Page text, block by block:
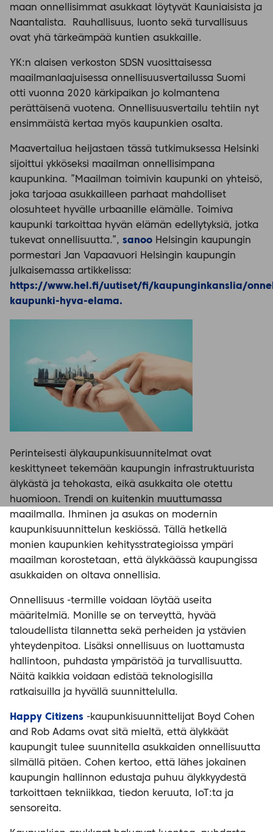
maan onnellisimmat asukkaat löytyvät Kauniaisista ja
Naantalista. Rauhallisuus, luonto sekä turvallisuus
ovat yhä tärkeämpää kuntien asukkaille.
YK:n alaisen verkoston SDSN vuosittaisessa
maailmanlaajuisessa onnellisuusvertailussa Suomi
otti vuonna 2020 kärkipaikan jo kolmantena
perättäisenä vuotena. Onnellisuusvertailu tehtiin nyt
ensimmäistä kertaa myös kaupunkien osalta.
Maavertailua heijastaen tässä tutkimuksessa Helsinki
sijoittui ykköseksi maailman onnellisimpana
kaupunkina. ”Maailman toimivin kaupunki on yhteisö,
joka tarjoaa asukkailleen parhaat mahdolliset
olosuhteet hyvälle urbaanille elämälle. Toimiva
kaupunki tarkoittaa hyvän elämän edellytyksiä, jotka
tukevat onnellisuutta.”, sanoo Helsingin kaupungin
pormestari Jan Vapaavuori Helsingin kaupungin
julkaisemassa artikkelissa:
https://www.hel.fi/uutiset/fi/kaupunginkanslia/
kaupunki-hyva-elama.
Perinteisesti älykaupunkisuunnitelmat ovat
keskittyneet tekemään kaupungin infrastruktuurista
älykästä ja tehokasta, eikä asukkaita ole otettu
huomioon. Trendi on kuitenkin muuttumassa
maailmalla. Ihminen ja asukas on modernin
kaupunkisuunnittelun keskiössä. Tällä hetkellä
monien kaupunkien kehitysstrategioissa ympäri
maailman korostetaan, että älykkäässä kaupungissa
asukkaiden on oltava onnellisia.
Onnellisuus -termille voidaan löytää useita
määritelmiä. Monille se on terveyttä, hyvää
taloudellista tilannetta sekä perheiden ja ystävien
yhteydenpitoa. Lisäksi onnellisuus on luottamusta
hallintoon, puhdasta ympäristöä ja turvallisuutta.
Näitä kaikkia voidaan edistää teknologisilla
ratkaisuilla ja hyvällä suunnittelulla.
Happy Citizens -kaupunkisuunnittelijat Boyd Cohen
and Rob Adams ovat sitä mieltä, että älykkäät
kaupungit tulee suunnitella asukkaiden onnellisuutta
silmällä pitäen. Cohen kertoo, että lähes jokainen
kaupungin hallinnon edustaja puhuu älykkyydestä
tarkoittaen tekniikkaa, tiedon keruuta, IoT:ta ja
sensoreita.